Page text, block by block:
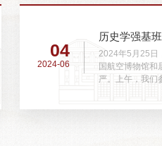
04
2024-06
历史学强基
2024年5月25日
国航空博物馆和居庸关长城进行外
严。上午，我们